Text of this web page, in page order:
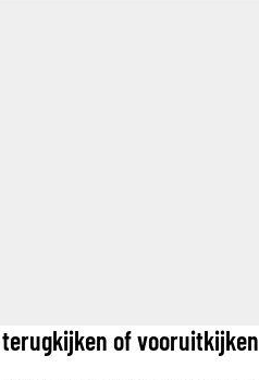
of vooruitkijken